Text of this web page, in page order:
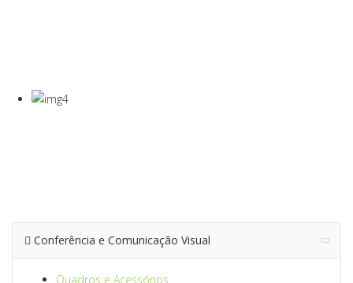
Conferência e Comunicação Visual
Quadros e Acessórios